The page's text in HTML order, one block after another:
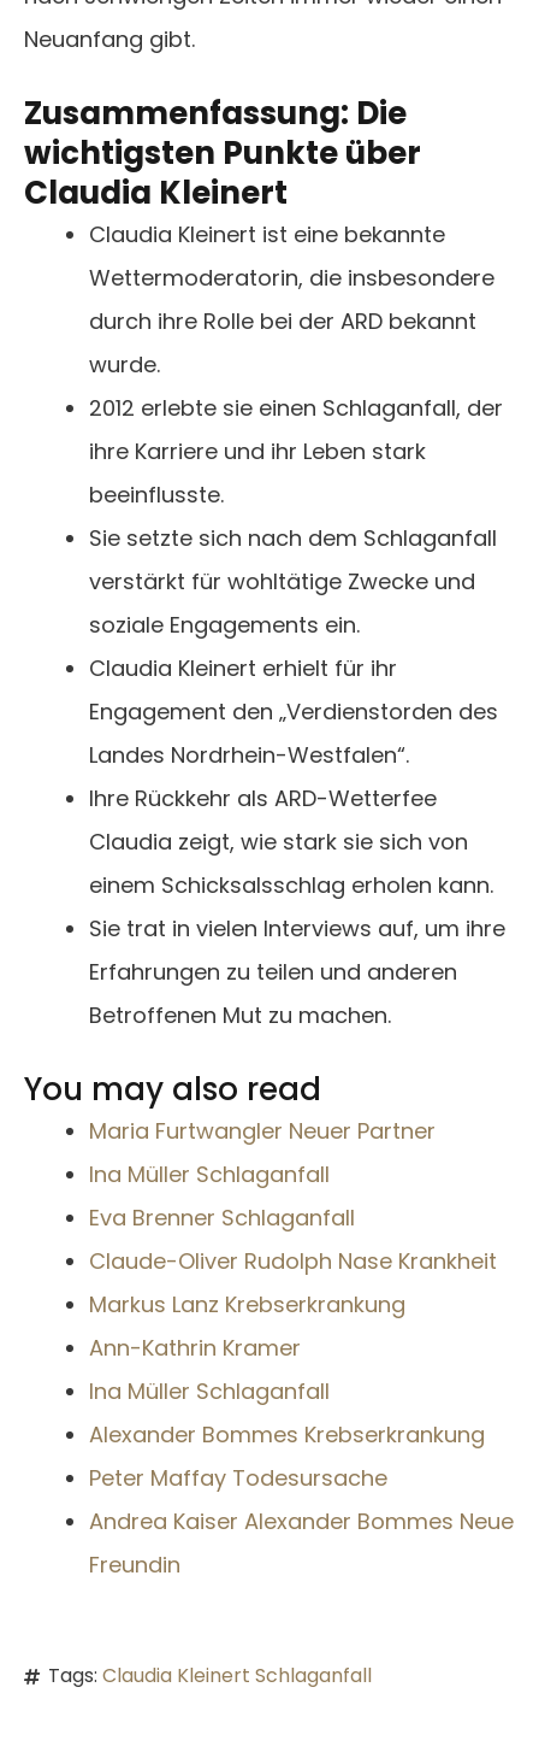
Neuanfang gibt.
Zusammenfassung: Die
wichtigsten Punkte über
Claudia Kleinert
Claudia Kleinert ist eine bekannte
Wettermoderatorin, die insbesondere
durch ihre Rolle bei der ARD bekannt
wurde.
2012 erlebte sie einen Schlaganfall, der
ihre Karriere und ihr Leben stark
beeinflusste.
Sie setzte sich nach dem Schlaganfall
verstärkt für wohltätige Zwecke und
soziale Engagements ein.
Claudia Kleinert erhielt für ihr
Engagement den „Verdienstorden des
Landes Nordrhein-Westfalen“.
Ihre Rückkehr als ARD-Wetterfee
Claudia zeigt, wie stark sie sich von
einem Schicksalsschlag erholen kann.
Sie trat in vielen Interviews auf, um ihre
Erfahrungen zu teilen und anderen
Betroffenen Mut zu machen.
You may also read
Maria Furtwangler Neuer Partner
Ina Müller Schlaganfall
Eva Brenner Schlaganfall
Claude-Oliver Rudolph Nase Krankheit
Markus Lanz Krebserkrankung
Ann-Kathrin Kramer
Ina Müller Schlaganfall
Alexander Bommes Krebserkrankung
Peter Maffay Todesursache
Andrea Kaiser Alexander Bommes Neue
Freundin
Tags: Claudia Kleinert Schlaganfall